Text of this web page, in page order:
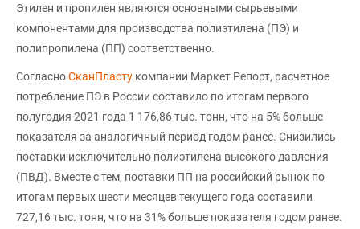
Этилен и пропилен являются основными сырьевыми
компонентами для производства полиэтилена (ПЭ) и
полипропилена (ПП) соответственно.
СогласноСканПласту компании Маркет Репорт, расчетное
потребление ПЭ в России составило по итогам первого
полугодия 2021 года 1 176,86 тыс. тонн, что на 5% больше
показателя за аналогичный период годом ранее. Снизились
поставки исключительно полиэтилена высокого давления
(ПВД). Вместе с тем, поставки ПП на российский рынок по
итогам первых шести месяцев текущего года составили
727,16 тыс. тонн, что на 31% больше показателя годом ранее.